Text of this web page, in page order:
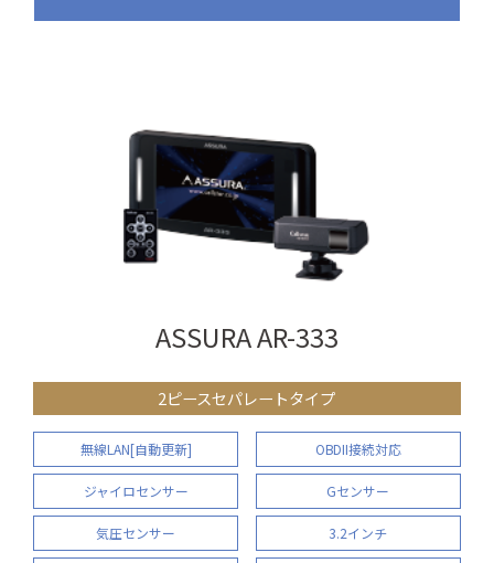
ASSURA AR-333
2ピースセパレートタイプ
無線LAN[自動更新] OBDII接続対応
ジャイロセンサー Gセンサー
気圧センサー 3.2インチ